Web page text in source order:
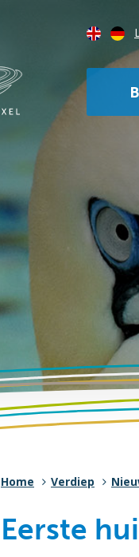
Home Verdiep
Eerste